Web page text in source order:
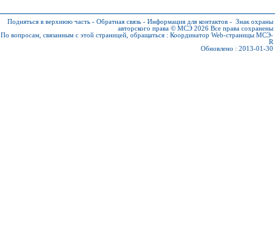
Подняться в верхнюю часть - Обратная связь - Информация для контактов - Знак охраны
авторского права © МСЭ 2026 Все права сохранены
По вопросам, связанным с этой страницей, обращаться : Координатор Web-страницы МСЭ-
R
Обновлено : 2013-01-30